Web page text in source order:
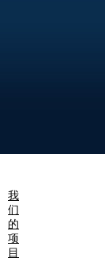
我
们
的
项
目